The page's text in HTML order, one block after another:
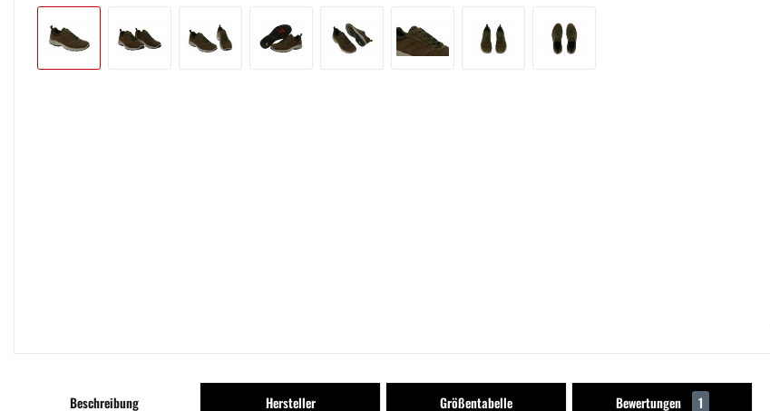
Beschreibung Hersteller Größentabelle Bewertungen 1